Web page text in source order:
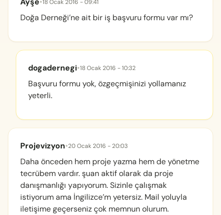
18 Ocak 2016 - 09:41
Doğa Derneği’ne ait bir iş başvuru formu var mı?
dogadernegi•18 Ocak 2016 - 10:32
Başvuru formu yok, özgeçmişinizi yollamanız
yeterli.
Projevizyon•20 Ocak 2016 - 20:03
Daha önceden hem proje yazma hem de yönetme
tecrübem vardır. şuan aktif olarak da proje
danışmanlığı yapıyorum. Sizinle çalışmak
istiyorum ama İngilizce’m yetersiz. Mail yoluyla
iletişime geçerseniz çok memnun olurum.